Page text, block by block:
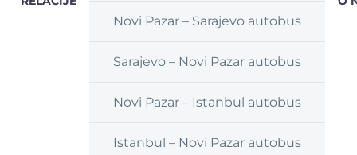
Novi Pazar – Sarajevo autobus
Sarajevo – Novi Pazar autobus
Novi Pazar – Istanbul autobus
Istanbul – Novi Pazar autobus